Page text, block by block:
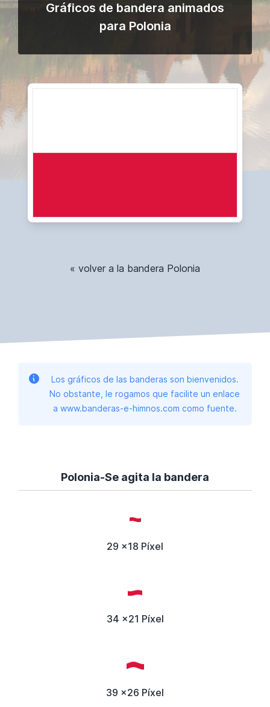
Gráficos de bandera animados
para Polonia
« volver a la bandera Polonia
Los gráficos de las banderas son bienvenidos.
No obstante, le rogamos que facilite un enlace
a www.banderas-e-himnos.com como fuente.
Polonia-Se agita la bandera
29 x18 Píxel
34 x21 Píxel
39 x26 Píxel